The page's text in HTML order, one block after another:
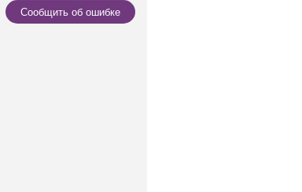
Сообщить об ошибке